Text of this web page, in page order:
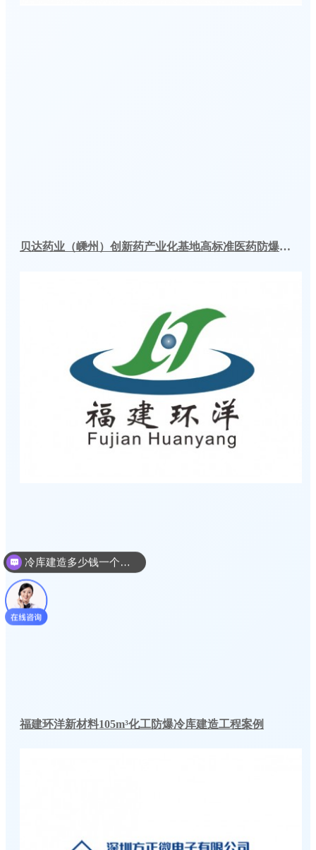
贝达药业（嵊州）创新药产业化基地高标准医药防爆冷库建造工程案例
福建环洋新材料105m³化工防爆冷库建造工程案例
冷库建造多少钱一个平方